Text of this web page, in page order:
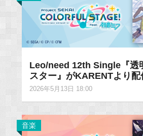
Leo/need 12th Single『透
スター』がKARENTより配
2026年5月13日 18:00
音楽